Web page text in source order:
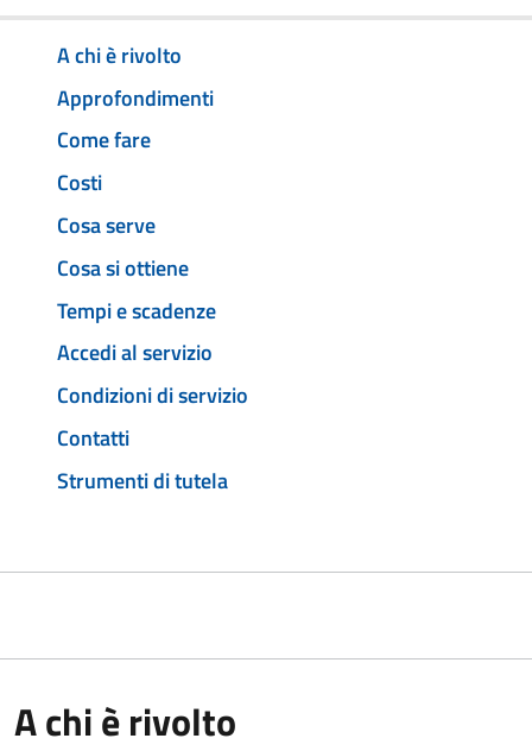
A chi è rivolto
Approfondimenti
Come fare
Costi
Cosa serve
Cosa si ottiene
Tempi e scadenze
Accedi al servizio
Condizioni di servizio
Contatti
Strumenti di tutela
A chi è rivolto